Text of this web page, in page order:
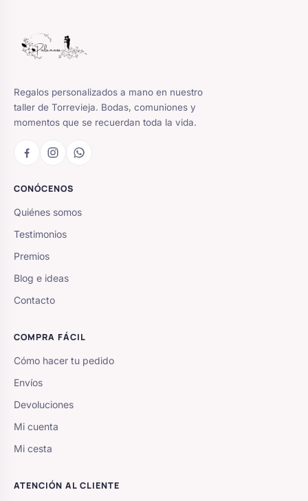
Regalos personalizados a mano en nuestro
taller de Torrevieja. Bodas, comuniones y
momentos que se recuerdan toda la vida.
CONÓCENOS
Quiénes somos
Testimonios
Premios
Blog e ideas
Contacto
COMPRA FÁCIL
Cómo hacer tu pedido
Envíos
Devoluciones
Mi cuenta
Mi cesta
ATENCIÓN AL CLIENTE